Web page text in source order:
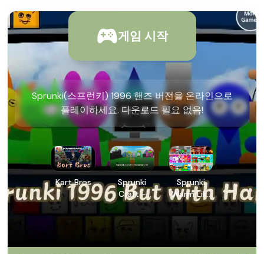
게임 시작
Sprunki(스프런키) 1996 핸즈 버전을 온라인으로
플레이하세요. 다운로드 필요 없음!
Kart Bros
Sprunki
Craft -
Sandbox
3D
Sprunki
Warm Like
Fire 2.0
Remake